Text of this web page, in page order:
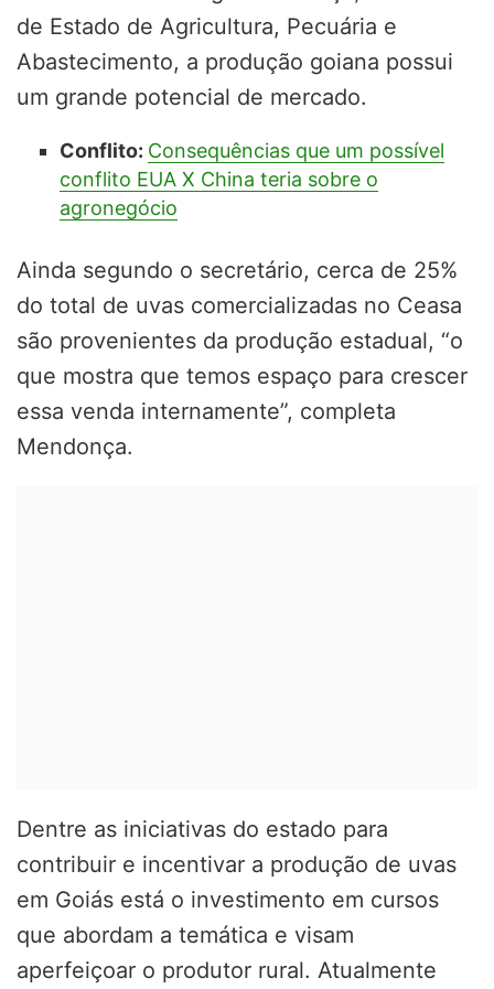
de Estado de Agricultura, Pecuária e
Abastecimento, a produção goiana possui
um grande potencial de mercado.
Conflito: Consequências que um possível
conflito EUA X China teria sobre o
agronegócio
Ainda segundo o secretário, cerca de 25%
do total de uvas comercializadas no Ceasa
são provenientes da produção estadual, “o
que mostra que temos espaço para crescer
essa venda internamente”, completa
Mendonça.
Dentre as iniciativas do estado para
contribuir e incentivar a produção de uvas
em Goiás está o investimento em cursos
que abordam a temática e visam
aperfeiçoar o produtor rural. Atualmente